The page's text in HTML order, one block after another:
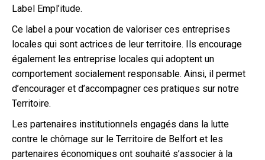
Label Empl’itude.
Ce label a pour vocation de valoriser ces entreprises
locales qui sont actrices de leur territoire. Ils encourage
également les entreprise locales qui adoptent un
comportement socialement responsable. Ainsi, il permet
d’encourager et d’accompagner ces pratiques sur notre
Territoire.
Les partenaires institutionnels engagés dans la lutte
contre le chômage sur le Territoire de Belfort et les
partenaires économiques ont souhaité s’associer à la